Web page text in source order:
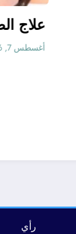
بن بلة
رأي